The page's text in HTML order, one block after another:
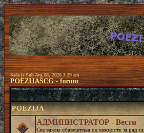
Sada je Sub Avg 08, 2026 3:29 am
POEZIJASCG - forum
POEZIJA
АДМИНИСТРАТОР - Вести
Сва важна обавештења од важности за рад